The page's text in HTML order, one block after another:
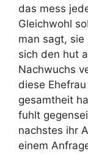
das mess
Gleichwohl
man sagt,
sich den hut
Nachwuchs
diese
gesamtheit
fuhlt
nachstes ihr
einem